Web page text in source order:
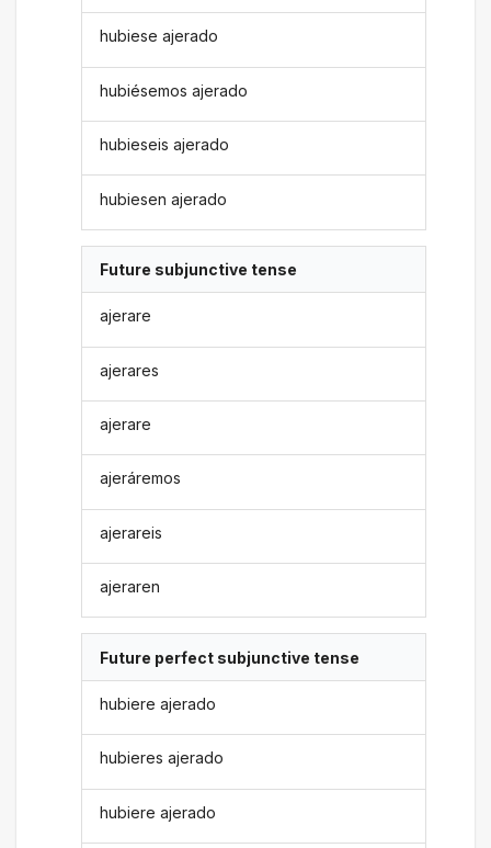
hubiese ajerado
hubiésemos ajerado
hubieseis ajerado
hubiesen ajerado
Future subjunctive tense
ajerare
ajerares
ajerare
ajeráremos
ajerareis
ajeraren
Future perfect subjunctive tense
hubiere ajerado
hubieres ajerado
hubiere ajerado